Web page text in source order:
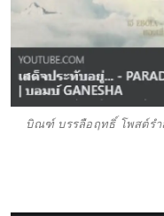
บิณฑ์ บรรลือฤทธิ์ โพสต์ร